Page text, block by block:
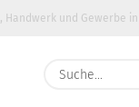
und Gewerbe